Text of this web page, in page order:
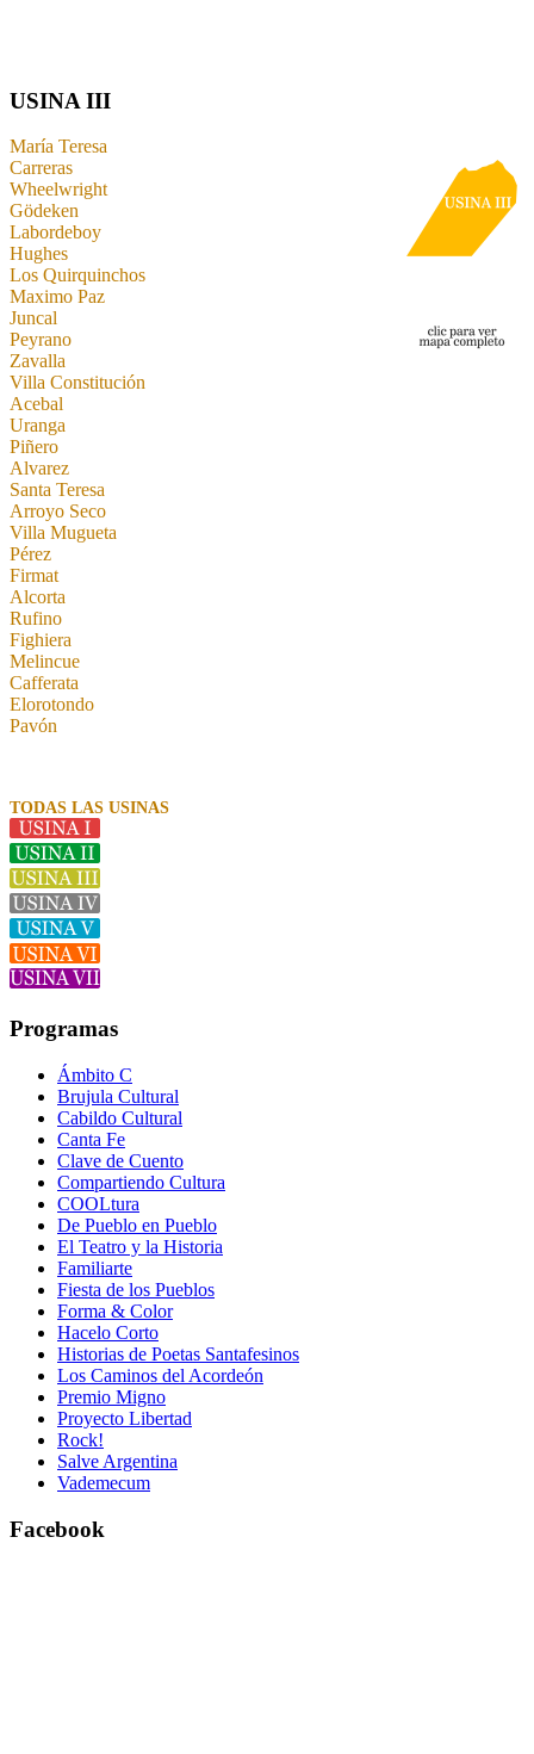
USINA III
María Teresa
Carreras
Wheelwright
Gödeken
Labordeboy
Hughes
Los Quirquinchos
Maximo Paz
Juncal
Peyrano
Zavalla
Villa Constitución
Acebal
Uranga
Piñero
Alvarez
Santa Teresa
Arroyo Seco
Villa Mugueta
Pérez
Firmat
Alcorta
Rufino
Fighiera
Melincue
Cafferata
Elorotondo
Pavón
TODAS LAS USINAS
Programas
Ámbito C
Brujula Cultural
Cabildo Cultural
Canta Fe
Clave de Cuento
Compartiendo Cultura
COOLtura
De Pueblo en Pueblo
El Teatro y la Historia
Familiarte
Fiesta de los Pueblos
Forma & Color
Hacelo Corto
Historias de Poetas Santafesinos
Los Caminos del Acordeón
Premio Migno
Proyecto Libertad
Rock!
Salve Argentina
Vademecum
Facebook